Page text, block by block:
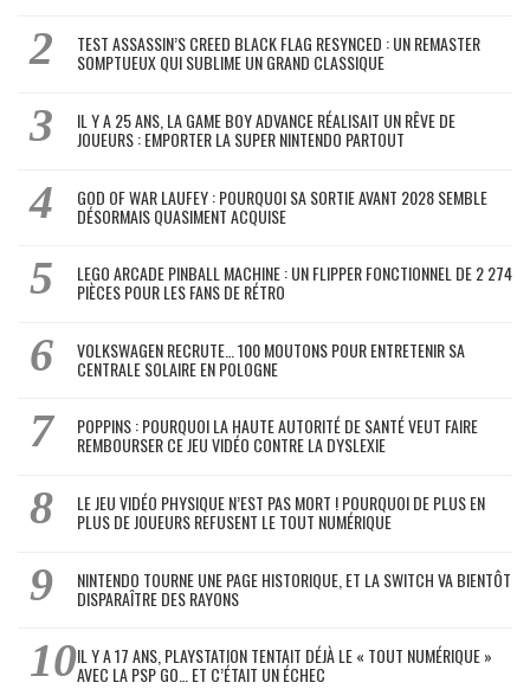
TEST ASSASSIN’S CREED BLACK FLAG RESYNCED : UN REMASTER
SOMPTUEUX QUI SUBLIME UN GRAND CLASSIQUE
IL Y A 25 ANS, LA GAME BOY ADVANCE RÉALISAIT UN RÊVE DE
JOUEURS : EMPORTER LA SUPER NINTENDO PARTOUT
GOD OF WAR LAUFEY : POURQUOI SA SORTIE AVANT 2028 SEMBLE
DÉSORMAIS QUASIMENT ACQUISE
LEGO ARCADE PINBALL MACHINE : UN FLIPPER FONCTIONNEL DE 2 274
PIÈCES POUR LES FANS DE RÉTRO
VOLKSWAGEN RECRUTE… 100 MOUTONS POUR ENTRETENIR SA
CENTRALE SOLAIRE EN POLOGNE
POPPINS : POURQUOI LA HAUTE AUTORITÉ DE SANTÉ VEUT FAIRE
REMBOURSER CE JEU VIDÉO CONTRE LA DYSLEXIE
LE JEU VIDÉO PHYSIQUE N’EST PAS MORT ! POURQUOI DE PLUS EN
PLUS DE JOUEURS REFUSENT LE TOUT NUMÉRIQUE
NINTENDO TOURNE UNE PAGE HISTORIQUE, ET LA SWITCH VA BIENTÔT
DISPARAÎTRE DES RAYONS
IL Y A 17 ANS, PLAYSTATION TENTAIT DÉJÀ LE « TOUT NUMÉRIQUE »
AVEC LA PSP GO… ET C’ÉTAIT UN ÉCHEC